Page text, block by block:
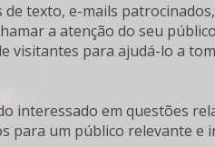
texto, e-mails
a atenção do seu
visitantes para ajudá-lo a
interessado em questões
para um público relevante e